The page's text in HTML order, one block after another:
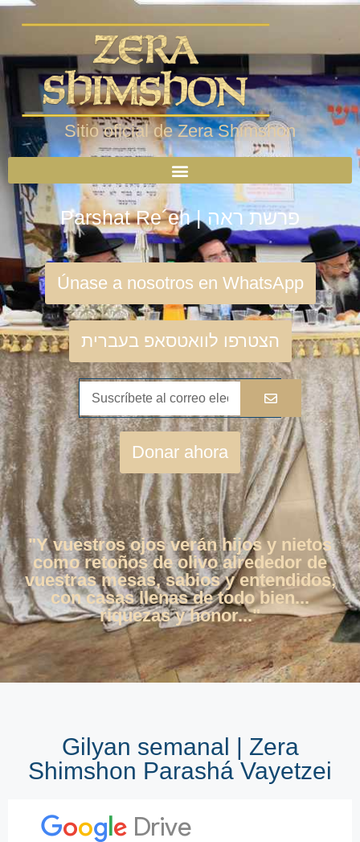
Sitio oficial de Zera Shimshon
Parshat Re´eh | פרשת ראה
Únase a nosotros en WhatsApp
הצטרפו לוואטסאפ בעברית
Donar ahora
"Y vuestros ojos verán hijos y nietos
como retoños de olivo alrededor de
vuestras mesas, sabios y entendidos,
con casas llenas de todo bien...
riquezas y honor..."
Gilyan semanal | Zera
Shimshon Parashá Vayetzei